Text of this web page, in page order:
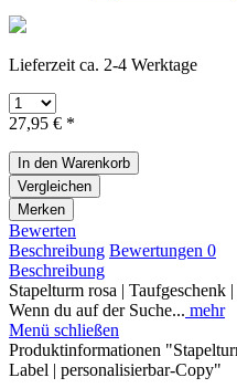
Lieferzeit ca. 2-4 Werktage
27,95 € *
In den Warenkorb
Vergleichen
Merken
Bewerten
Beschreibung Bewertungen 0
Beschreibung
Stapelturm rosa | Taufgeschenk
Wenn du auf der Suche... mehr
Menü schließen
Produktinformationen
Label | personalisierbar-Copy"